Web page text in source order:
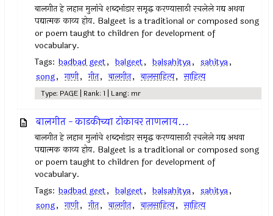
बालगीत हे लहान मुलांचे शब्दभांडार समृद्ध करण्यासाठी रचलेले गद्य अथवा
पद्यात्मक काव्य होय. Balgeet is a traditional or composed song
or poem taught to children for development of
vocabulary.
Tags: badbad geet, balgeet, balsahitya, sahitya,
song, गाणी, गीत, बालगीत, बालसाहित्य, साहित्य
Type: PAGE | Rank: 1 | Lang: mr
बालगीत - काडकीच्या टोकावर ताणलाय...
बालगीत हे लहान मुलांचे शब्दभांडार समृद्ध करण्यासाठी रचलेले गद्य अथवा
पद्यात्मक काव्य होय. Balgeet is a traditional or composed song
or poem taught to children for development of
vocabulary.
Tags: badbad geet, balgeet, balsahitya, sahitya,
song, गाणी, गीत, बालगीत, बालसाहित्य, साहित्य